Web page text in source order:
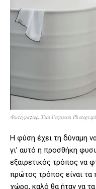
Φωτογραφίες: Tom Ferguson
Η φύση έχει τη δύναμη
γι’ αυτό η προσθήκη
εξαιρετικός τρόπος να
πρώτος τρόπος είναι
χώρο, καλό θα ήταν να